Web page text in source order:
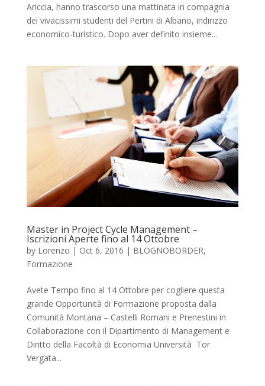
Ariccia, hanno trascorso una mattinata in compagnia
dei vivacissimi studenti del Pertini di Albano, indirizzo
economico-turistico. Dopo aver definito insieme...
Master in Project Cycle Management –
Iscrizioni Aperte fino al 14 Ottobre
by Lorenzo | Oct 6, 2016 | BLOGNOBORDER,
Formazione
Avete Tempo fino al 14 Ottobre per cogliere questa
grande Opportunità di Formazione proposta dalla
Comunità Montana – Castelli Romani e Prenestini in
Collaborazione con il Dipartimento di Management e
Diritto della Facoltà di Economia Università Tor
Vergata...